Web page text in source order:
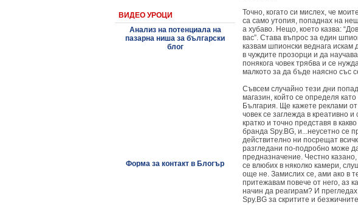
ВИДЕО УРОЦИ
Анализ на потенциала на
пазарна ниша за български
блог
Форма за контакт в Блогър
Точно, когато си мислех, че
са само утопия, попаднах на
а хубаво. Нещо, което казва:
вас”. Става въпрос за един
казвам шпионски веднага
в чуждите прозорци и да
понякога човек трябва и се
малкото за да бъде наясно със
Съвсем случайно тези дни
магазин, който се определя
България. Ще кажете реклами
човек се заглежда в креативно
кратко и точно представя в
бранда Spy.BG, и...неусетно се
действително ни посрещат
разгледани по-подробно може
предназначение. Честно
се влюбих в няколко камери,
още не. Замислих се, ами ако в
притежавам повече от него, аз
начин да реагирам? И
Spy.BG за скритите и